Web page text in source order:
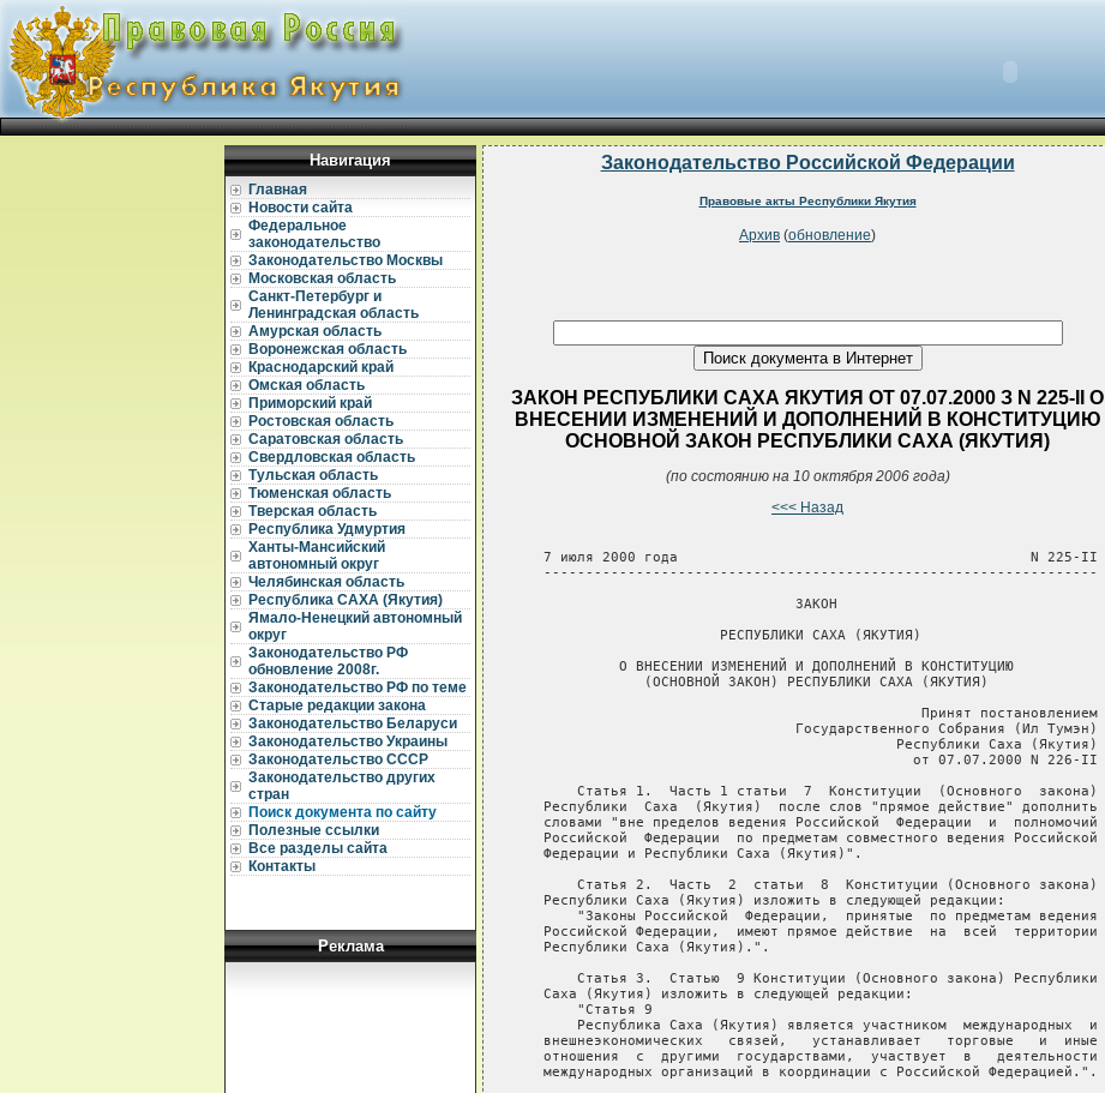
Навигация
Главная
Новости сайта
Федеральное
законодательство
Законодательство Москвы
Московская область
Санкт-Петербург и
Ленинградская область
Амурская область
Воронежская область
Краснодарский край
Омская область
Приморский край
Ростовская область
Саратовская область
Свердловская область
Тульская область
Тюменская область
Тверская область
Республика Удмуртия
Ханты-Мансийский
автономный округ
Челябинская область
Республика САХА (Якутия)
Ямало-Ненецкий автономный
округ
Законодательство РФ
обновление 2008г.
Законодательство РФ по теме
Старые редакции закона
Законодательство Беларуси
Законодательство Украины
Законодательство СССР
Законодательство других
стран
Поиск документа по сайту
Полезные ссылки
Все разделы сайта
Контакты
Реклама
Законодательство Российской Федерации
Правовые акты Республики Якутия
Архив (обновление)
ЗАКОН РЕСПУБЛИКИ САХА ЯКУТИЯ ОТ 07.07.2000 З N 225-II О
ВНЕСЕНИИ ИЗМЕНЕНИЙ И ДОПОЛНЕНИЙ В КОНСТИТУЦИЮ
ОСНОВНОЙ ЗАКОН РЕСПУБЛИКИ САХА (ЯКУТИЯ)
(по состоянию на 10 октября 2006 года)
<<< Назад
   7 июля 2000 года                                          N 225-II
   ------------------------------------------------------------------
                                 ЗАКОН
                        РЕСПУБЛИКИ САХА (ЯКУТИЯ)
            О ВНЕСЕНИИ ИЗМЕНЕНИЙ И ДОПОЛНЕНИЙ В КОНСТИТУЦИЮ
               (ОСНОВНОЙ ЗАКОН) РЕСПУБЛИКИ САХА (ЯКУТИЯ)
                                                Принят постановлением
                                 Государственного Собрания (Ил Тумэн)
                                             Республики Саха (Якутия)
                                               от 07.07.2000 N 226-II
       Статья 1.  Часть 1 статьи  7  Конституции  (Основного  закона)
   Республики  Саха  (Якутия)  после слов "прямое действие" дополнить
   словами "вне пределов ведения Российской  Федерации  и  полномочий
   Российской  Федерации  по предметам совместного ведения Российской
   Федерации и Республики Саха (Якутия)".
       Статья 2.  Часть  2  статьи  8  Конституции (Основного закона)
   Республики Саха (Якутия) изложить в следующей редакции:
       "Законы Российской  Федерации,  принятые  по предметам ведения
   Российской Федерации,  имеют прямое действие  на  всей  территории
   Республики Саха (Якутия).".
       Статья 3.  Статью  9 Конституции (Основного закона) Республики
   Саха (Якутия) изложить в следующей редакции:
       "Статья 9
       Республика Саха (Якутия) является участником  международных  и
   внешнеэкономических   связей,   устанавливает   торговые   и  иные
   отношения  с  другими  государствами,  участвует  в   деятельности
   международных организаций в координации с Российской Федерацией.".